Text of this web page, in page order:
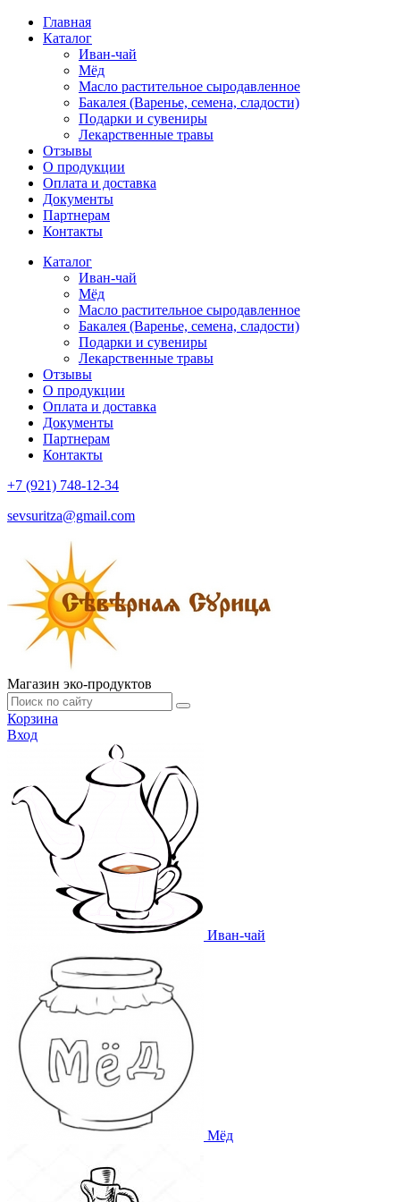
Главная
Каталог
Иван-чай
Мёд
Масло растительное сыродавленное
Бакалея (Варенье, семена, сладости)
Подарки и сувениры
Лекарственные травы
Отзывы
О продукции
Оплата и доставка
Документы
Партнерам
Контакты
Каталог
Иван-чай
Мёд
Масло растительное сыродавленное
Бакалея (Варенье, семена, сладости)
Подарки и сувениры
Лекарственные травы
Отзывы
О продукции
Оплата и доставка
Документы
Партнерам
Контакты
+7 (921) 748-12-34
sevsuritza@gmail.com
Магазин эко-продуктов
Корзина
Вход
Иван-чай
Мёд